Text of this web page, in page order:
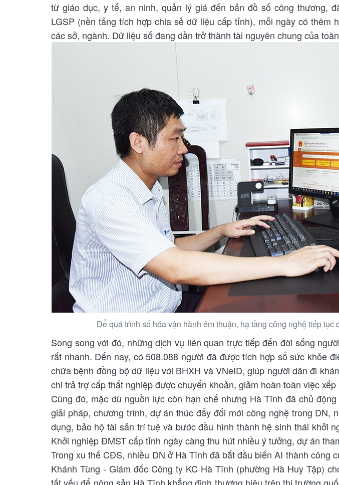
từ giáo dục, y tế, an ninh, quản lý giá đến bản đồ số công thương,
LGSP (nền tảng tích hợp chia sẻ dữ liệu cấp tỉnh), mỗi ngày có thêm
các sở, ngành. Dữ liệu số đang dần trở thành tài nguyên chung của
Để quá trình số hóa vận hành êm thuận, hạ tầng công nghệ tiếp tục
Song song với đó, những dịch vụ liên quan trực tiếp đến đời sống
rất nhanh. Đến nay, có 508.088 người đã được tích hợp sổ sức khỏe
chữa bệnh đồng bộ dữ liệu với BHXH và VNeID, giúp người dân đi
chi trả trợ cấp thất nghiệp được chuyển khoản, giảm hoàn toàn việc
Cùng đó, mặc dù nguồn lực còn hạn chế nhưng Hà Tĩnh đã chủ
giải pháp, chương trình, dự án thúc đẩy đổi mới công nghệ trong DN,
dụng, bảo hộ tài sản trí tuệ và bước đầu hình thành hệ sinh thái khởi
Khởi nghiệp ĐMST cấp tỉnh ngày càng thu hút nhiều ý tưởng, dự án
Trong xu thế CĐS, nhiều DN ở Hà Tĩnh đã bắt đầu biến AI thành công
Khánh Tùng - Giám đốc Công ty KC Hà Tĩnh (phường Hà Huy Tập)